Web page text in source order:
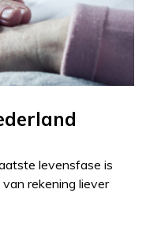
levensfase is
rekening liever